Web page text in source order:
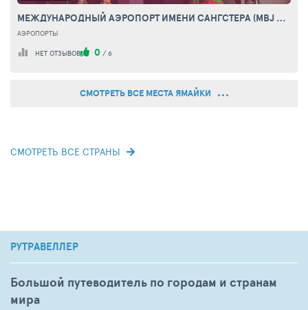
МЕЖДУНАРОДНЫЙ АЭРОПОРТ ИМЕНИ САНГСТЕРА (MBJ AIRPORTS LIMITED)
АЭРОПОРТЫ
НЕТ ОТЗЫВОВ 0 / 6
СМОТРЕТЬ ВСЕ МЕСТА ЯМАЙКИ
СМОТРЕТЬ ВСЕ СТРАНЫ
РУТРАВЕЛЛЕР
Большой путеводитель по городам и странам
мира